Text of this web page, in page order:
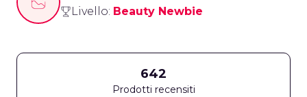
Livello: Beauty Newbie
642
Prodotti recensiti